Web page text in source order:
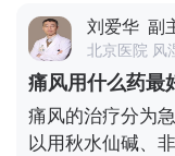
在睡觉之前吃促
比较容易繁殖的
蛲虫，这种情况
人应该及时清洗
应该保持清洁。
刘爱华 副
北京医院 风
痛风用什么药最
痛风的治疗分为
以用秋水仙碱、